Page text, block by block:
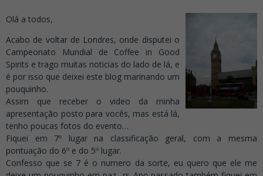
Olá a todos,
Acabo de voltar de Londres, onde disputei o
Campeonato Mundial de Coffee in Good
Spirits e trago muitas noticias do lado de lá, e
é por isso que deixei este blog marinando um
pouquinho.
Assim que receber o video da minha
apresentação posto para vocês, mas está lá,
tenho poucas fotos do evento…
Fiquei em 7º lugar na classificação geral, com a mesma
pontuação do 6º e do 5º lugar.
Confesso que se 7 é o numero da sorte, eu quero que ele me